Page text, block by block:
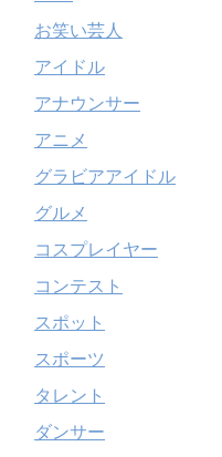
お笑い芸人
アイドル
アナウンサー
アニメ
グラビアアイドル
グルメ
コスプレイヤー
コンテスト
スポット
スポーツ
タレント
ダンサー